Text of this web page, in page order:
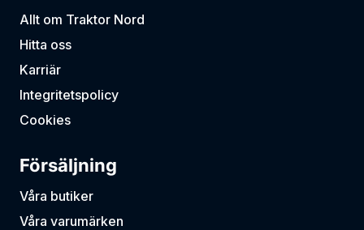
Allt om Traktor Nord
Hitta oss
Karriär
Integritetspolicy
Cookies
Försäljning
Våra butiker
Våra varumärken